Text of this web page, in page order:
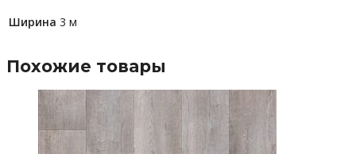
Ширина 3 м
Похожие товары